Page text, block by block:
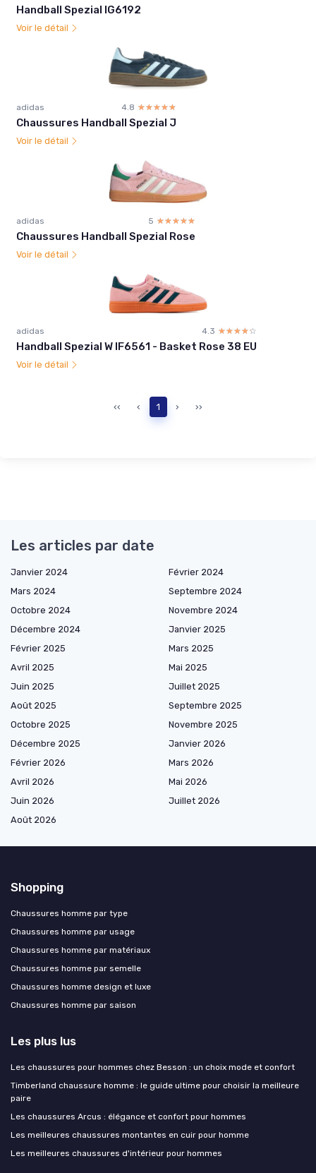
Handball Spezial IG6192
Voir le détail
adidas 4.8 ☆☆☆☆☆
★★★★★
Chaussures Handball Spezial J
Voir le détail
adidas 5 ☆☆☆☆☆
★★★★★
Chaussures Handball Spezial Rose
Voir le détail
adidas 4.3 ☆☆☆☆☆
★★★★★
Handball Spezial W IF6561 - Basket Rose 38 EU
Voir le détail
‹‹ ‹ 1 › ››
Les articles par date
Janvier 2024
Février 2024
Mars 2024
Septembre 2024
Octobre 2024
Novembre 2024
Décembre 2024
Janvier 2025
Février 2025
Mars 2025
Avril 2025
Mai 2025
Juin 2025
Juillet 2025
Août 2025
Septembre 2025
Octobre 2025
Novembre 2025
Décembre 2025
Janvier 2026
Février 2026
Mars 2026
Avril 2026
Mai 2026
Juin 2026
Juillet 2026
Août 2026
Shopping
Chaussures homme par type
Chaussures homme par usage
Chaussures homme par matériaux
Chaussures homme par semelle
Chaussures homme design et luxe
Chaussures homme par saison
Les plus lus
Les chaussures pour hommes chez Besson : un choix mode et confort
Timberland chaussure homme : le guide ultime pour choisir la meilleure
paire
Les chaussures Arcus : élégance et confort pour hommes
Les meilleures chaussures montantes en cuir pour homme
Les meilleures chaussures d'intérieur pour hommes